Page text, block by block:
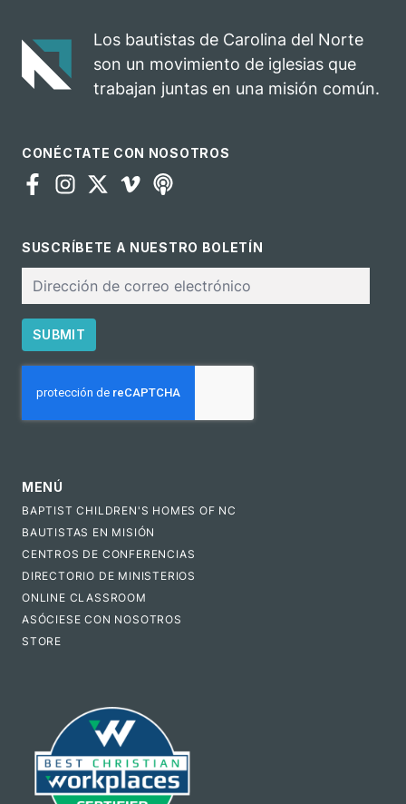
para el
ministerio
Los bautistas de Carolina del Norte
son un movimiento de iglesias que
trabajan juntas en una misión común.
CONÉCTATE CON NOSOTROS
SUSCRÍBETE A NUESTRO BOLETÍN
electrónico
SUBMIT
MENÚ
BAPTIST CHILDREN'S HOMES OF NC
BAUTISTAS EN MISIÓN
CENTROS DE CONFERENCIAS
DIRECTORIO DE MINISTERIOS
ONLINE CLASSROOM
ASÓCIESE CON NOSOTROS
STORE